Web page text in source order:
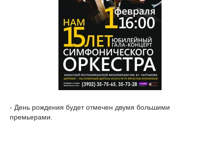
- День рождения будет отмечен двумя большими
премьерами.